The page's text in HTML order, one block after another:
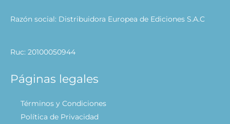
Razón social: Distribuidora Europea de Ediciones S.A.C
Ruc: 20100050944
Páginas legales
Términos y Condiciones
Política de Privacidad